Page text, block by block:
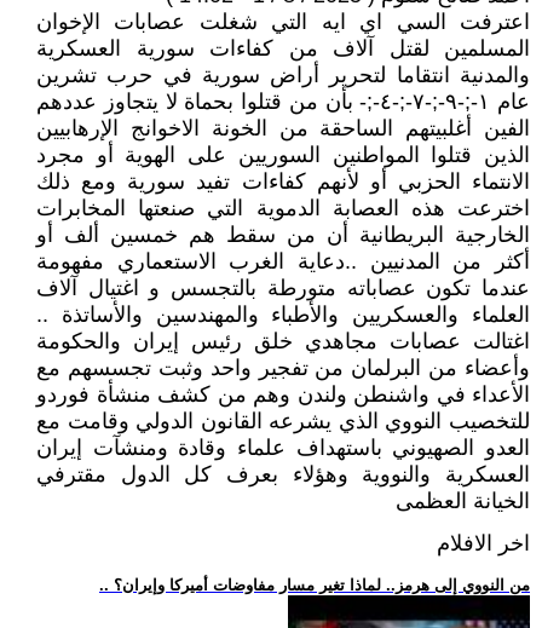
اعترفت السي اي ايه التي شغلت عصابات الإخوان
المسلمين لقتل آلاف من كفاءات سورية العسكرية
والمدنية انتقاما لتحرير أراض سورية في حرب تشرين
عام ١-;-٩-;-٧-;-٤-;- بأن من قتلوا بحماة لا يتجاوز عددهم
الفين أغلبيتهم الساحقة من الخونة الاخوانج الإرهابيين
الذين قتلوا المواطنين السوريين على الهوية أو مجرد
الانتماء الحزبي أو لأنهم كفاءات تفيد سورية ومع ذلك
اخترعت هذه العصابة الدموية التي صنعتها المخابرات
الخارجية البريطانية أن من سقط هم خمسين ألف أو
أكثر من المدنيين ..دعاية الغرب الاستعماري مفهومة
عندما تكون عصاباته متورطة بالتجسس و اغتيال آلاف
العلماء والعسكريين والأطباء والمهندسين والأساتذة ..
اغتالت عصابات مجاهدي خلق رئيس إيران والحكومة
وأعضاء من البرلمان من تفجير واحد وثبت تجسسهم مع
الأعداء في واشنطن ولندن وهم من كشف منشأة فوردو
للتخصيب النووي الذي يشرعه القانون الدولي وقامت مع
العدو الصهيوني باستهداف علماء وقادة ومنشآت إيران
العسكرية والنووية وهؤلاء بعرف كل الدول مقترفي
الخيانة العظمى
اخر الافلام
.. من النووي إلى هرمز.. لماذا تغير مسار مفاوضات أميركا وإيران؟